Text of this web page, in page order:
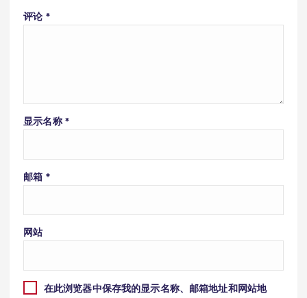
评论 *
显示名称 *
邮箱 *
网站
在此浏览器中保存我的显示名称、邮箱地址和网站地